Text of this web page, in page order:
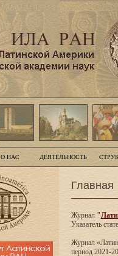
О НАС ДЕЯТЕЛЬНОСТЬ
Главная
Журнал"
Указатель
Журнал
период 2021-